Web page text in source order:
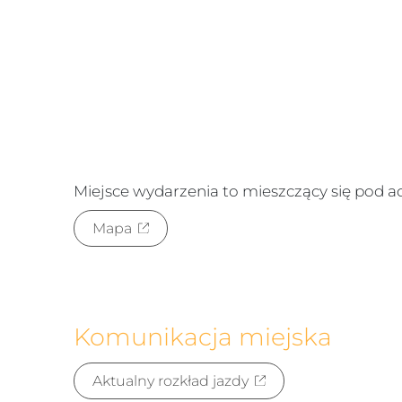
Miejsce wydarzenia to mieszczący się pod
Mapa
Komunikacja miejska
Aktualny rozkład jazdy